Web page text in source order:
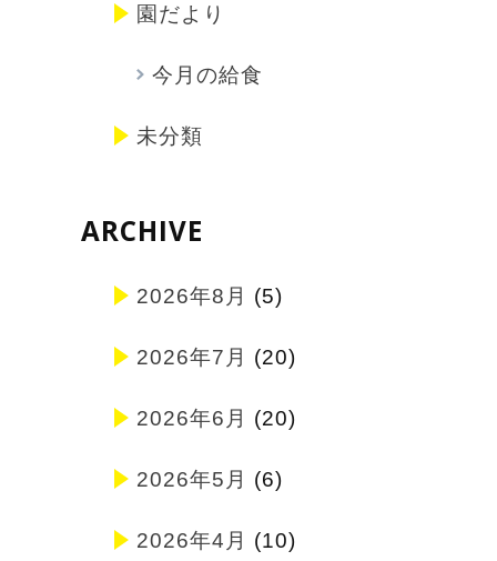
園だより
今月の給食
未分類
ARCHIVE
2026年8月 (5)
2026年7月 (20)
2026年6月 (20)
2026年5月 (6)
2026年4月 (10)